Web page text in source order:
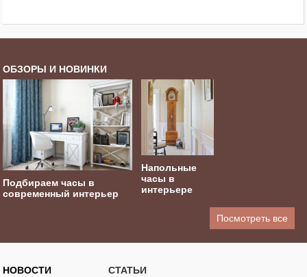
ОБЗОРЫ И НОВИНКИ
Подбираем часы в
современный интерьер
Напольные
часы в
интерьере
Посмотреть все
НОВОСТИ СТАТЬИ